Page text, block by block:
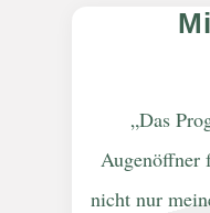
„Das
Augenöffner
nicht nur